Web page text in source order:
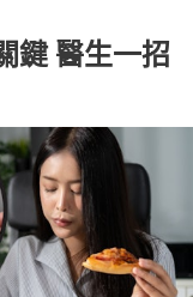
鍵 醫生一招